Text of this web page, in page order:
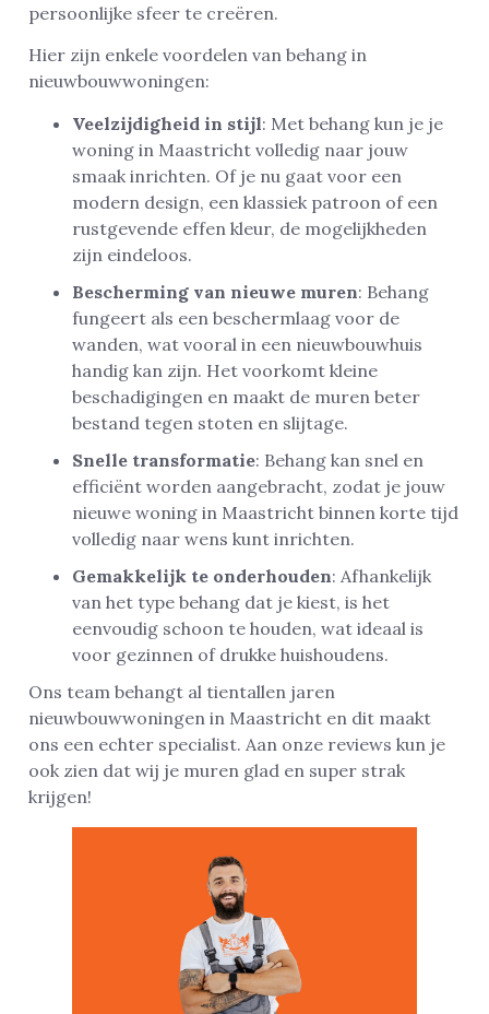
persoonlijke sfeer te creëren.
Hier zijn enkele voordelen van behang in
nieuwbouwwoningen:
Veelzijdigheid in stijl: Met behang kun je je
woning in Maastricht volledig naar jouw
smaak inrichten. Of je nu gaat voor een
modern design, een klassiek patroon of een
rustgevende effen kleur, de mogelijkheden
zijn eindeloos.
Bescherming van nieuwe muren: Behang
fungeert als een beschermlaag voor de
wanden, wat vooral in een nieuwbouwhuis
handig kan zijn. Het voorkomt kleine
beschadigingen en maakt de muren beter
bestand tegen stoten en slijtage.
Snelle transformatie: Behang kan snel en
efficiënt worden aangebracht, zodat je jouw
nieuwe woning in Maastricht binnen korte tijd
volledig naar wens kunt inrichten.
Gemakkelijk te onderhouden: Afhankelijk
van het type behang dat je kiest, is het
eenvoudig schoon te houden, wat ideaal is
voor gezinnen of drukke huishoudens.
Ons team behangt al tientallen jaren
nieuwbouwwoningen in Maastricht en dit maakt
ons een echter specialist. Aan onze reviews kun je
ook zien dat wij je muren glad en super strak
krijgen!